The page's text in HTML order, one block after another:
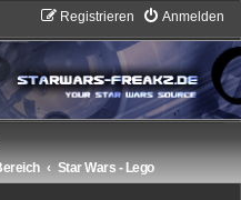
Anmelden
Registrieren
Star Wars - Lego